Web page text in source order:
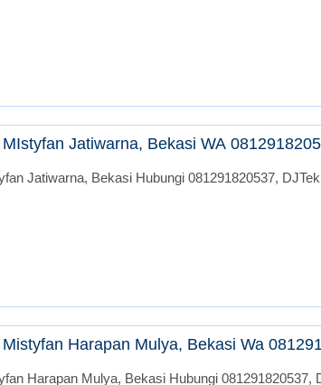
Jatiwarna, Bekasi WA
Jatiwarna, Bekasi Hubungi 081291820537,
Harapan Mulya, Bekasi Wa
Harapan Mulya, Bekasi Hubungi